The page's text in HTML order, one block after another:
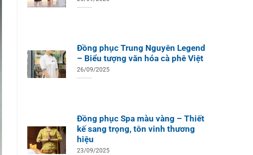
Đồng phục Trung Nguyên Legend
– Biểu tượng văn hóa cà phê Việt
26/09/2025
Đồng phục Spa màu vàng – Thiết
kế sang trọng, tôn vinh thương
hiệu
23/09/2025